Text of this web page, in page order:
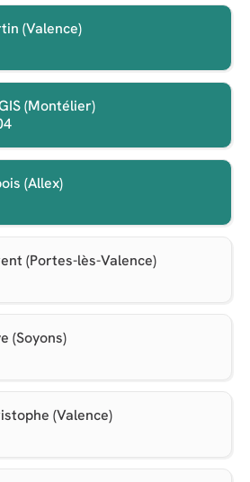
(Valence)
(Montélier)
(Allex)
(Portes-lès-Valence)
(Soyons)
(Valence)